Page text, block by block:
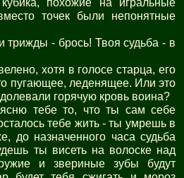
точек были непонятные
трижды - брось! Твоя судьба - в
хотя в голосе старца, его
пугающее, леденящее. Или это
горячую кровь воина?
тебе то, что ты сам себе
тебе жить - ты умрешь в
до назначенного часа судьба
ты висеть на волоске над
и звериные зубы будут